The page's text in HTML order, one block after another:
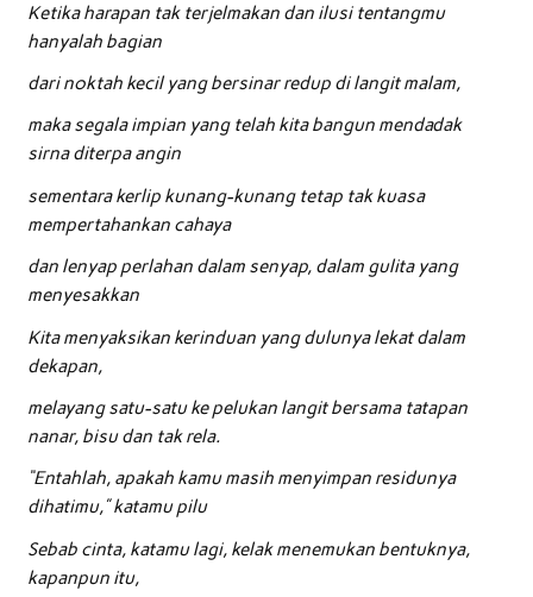
Ketika harapan tak terjelmakan dan ilusi tentangmu
hanyalah bagian
dari noktah kecil yang bersinar redup di langit malam,
maka segala impian yang telah kita bangun mendadak
sirna diterpa angin
sementara kerlip kunang-kunang tetap tak kuasa
mempertahankan cahaya
dan lenyap perlahan dalam senyap, dalam gulita yang
menyesakkan
Kita menyaksikan kerinduan yang dulunya lekat dalam
dekapan,
melayang satu-satu ke pelukan langit bersama tatapan
nanar, bisu dan tak rela.
“Entahlah, apakah kamu masih menyimpan residunya
dihatimu,” katamu pilu
Sebab cinta, katamu lagi, kelak menemukan bentuknya,
kapanpun itu,